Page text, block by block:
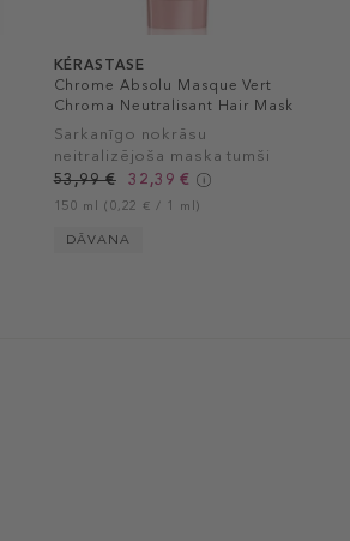
KÉRASTASE
Chrome Absolu Masque Vert
Chroma Neutralisant Hair Mask
Sarkanīgo nokrāsu
neitralizējoša maska tumši
brūniem matiem
53,99 € 32,39 €
150 ml (0,22 € / 1 ml)
DĀVANA